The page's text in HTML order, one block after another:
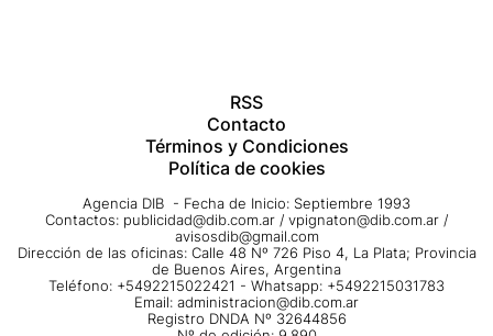
RSS
Contacto
Términos y Condiciones
Política de cookies
Agencia DIB - Fecha de Inicio: Septiembre 1993
Contactos: publicidad@dib.com.ar / vpignaton@dib.com.ar /
avisosdib@gmail.com
Dirección de las oficinas: Calle 48 Nº 726 Piso 4, La Plata; Provincia
de Buenos Aires, Argentina
Teléfono: +5492215022421 - Whatsapp: +5492215031783
Email: administracion@dib.com.ar
Registro DNDA Nº 32644856